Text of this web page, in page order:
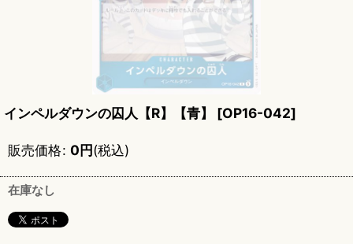
インペルダウンの囚人【R】【青】 [OP16-042]
販売価格: 0円(税込)
在庫なし